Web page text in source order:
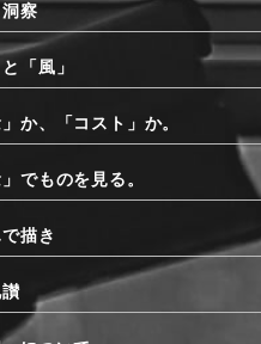
察
と「風」
」か、「コスト」か。
」でものを見る。
描き
讃